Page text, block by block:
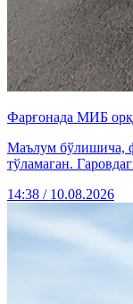
Фарғонада МИБ
Маълум бўлишича,
тўламаган.
14:38 / 10.08.2026